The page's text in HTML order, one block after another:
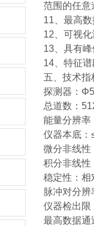
范围的任意
11、最高
12、可视
13、具有
14、特征
五、技术指
探测器：
总道数：
能量分辨率
仪器本底：
微分非线性
积分非线性
稳定性：相
脉冲对分辨
仪器检出限
最高数据通